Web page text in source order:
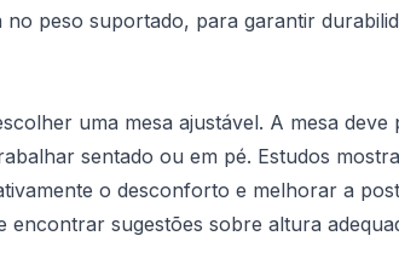
peso suportado, para garantir
uma mesa ajustável. A mesa deve
sentado ou em pé. Estudos
o desconforto e melhorar a
encontrar sugestões sobre altura